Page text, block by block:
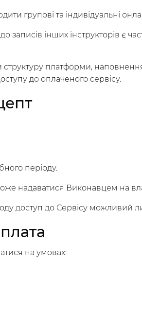
групові та індивідуальні
записів інших інструкторів
платформи,
до оплаченого сервісу.
періоду.
надаватися Виконавцем на
доступ до Сервісу можливий
на умовах: